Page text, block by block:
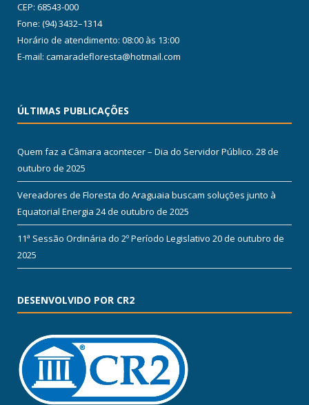
CEP: 68543-000
Fone: (94) 3432–1314
Horário de atendimento: 08:00 às 13:00
E-mail: camaradefloresta@hotmail.com
ÚLTIMAS PUBLICAÇÕES
Quem faz a Câmara acontecer – Dia do Servidor Público. 28 de
outubro de 2025
Vereadores de Floresta do Araguaia buscam soluções junto à
Equatorial Energia 24 de outubro de 2025
11ª Sessão Ordinária do 2º Período Legislativo 20 de outubro de
2025
DESENVOLVIDO POR CR2